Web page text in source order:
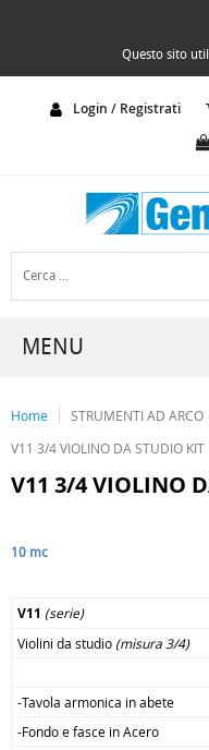
Questo sito
Login / Registrati
MENU
Home STRUMENTI AD ARCO
V11 3/4 VIOLINO DA STUDIO KIT
V11 3/4 VIOLINO
10 mc
V11 (serie)
Violini da studio (misura 3/4)
-Tavola armonica in abete
-Fondo e fasce in Acero